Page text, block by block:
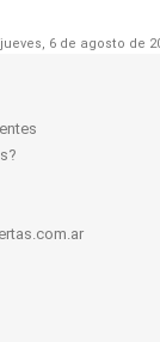
6 de agosto de